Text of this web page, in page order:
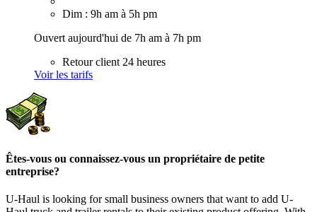
Dim : 9h am à 5h pm
Ouvert aujourd'hui de 7h am à 7h pm
Retour client 24 heures
Voir les tarifs
Êtes-vous ou connaissez-vous un propriétaire de petite
entreprise?
U-Haul is looking for small business owners that want to add U-